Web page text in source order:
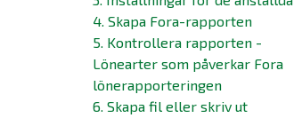
4. Skapa Fora-rapporten
5. Kontrollera rapporten -
Lönearter som påverkar Fora
lönerapporteringen
6. Skapa fil eller skriv ut